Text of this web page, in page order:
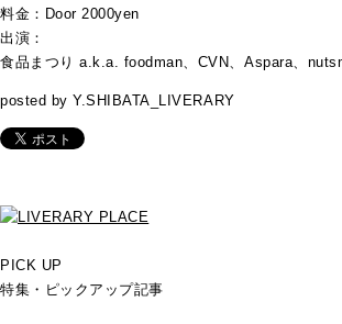
料金：Door 2000yen
出演：
食品まつり a.k.a. foodman、CVN、Aspara、
posted by Y.SHIBATA_LIVERARY
PICK UP
特集・ピックアップ記事